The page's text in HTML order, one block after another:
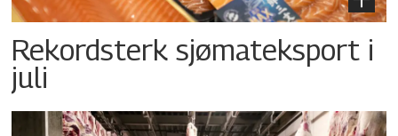
Rekordsterk sjømateksport i
juli